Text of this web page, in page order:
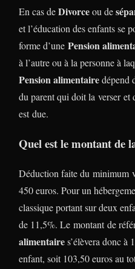
En cas deDivorceou de
et l’éducation des enfants se
forme d’une Pension
à l’autre ou à la personne à
Pension alimentairedépend
du parent qui doit la verser et
est due.
Quel est le montant de
Déduction faite du minimum
450 euros. Pour un
classique portant sur deux
de 11,5%. Le montant de
alimentaires’élèvera donc à
enfant, soit 103,50 euros au